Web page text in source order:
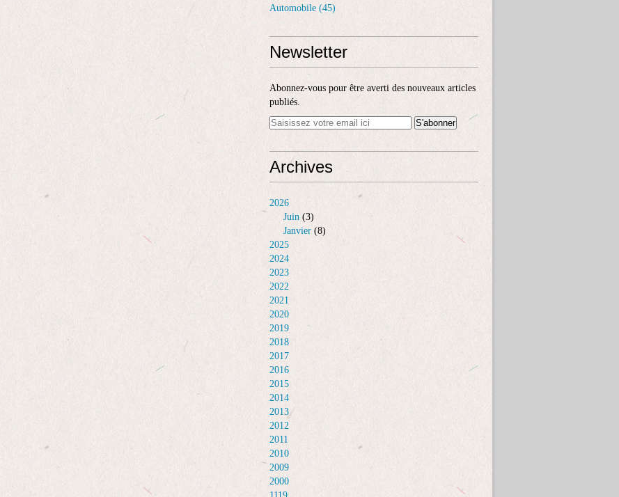
Automobile (45)
Newsletter
Abonnez-vous pour être averti des nouveaux articles
publiés.
Archives
2026
Juin (3)
Janvier (8)
2025
2024
2023
2022
2021
2020
2019
2018
2017
2016
2015
2014
2013
2012
2011
2010
2009
2000